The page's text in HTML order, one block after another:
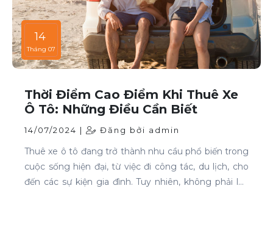
14
Tháng 07
Thời Điểm Cao Điểm Khi Thuê Xe
Ô Tô: Những Điều Cần Biết
14/07/2024 | Đăng bởi admin
Thuê xe ô tô đang trở thành nhu cầu phổ biến trong
cuộc sống hiện đại, từ việc đi công tác, du lịch, cho
đến các sự kiện gia đình. Tuy nhiên, không phải lúc